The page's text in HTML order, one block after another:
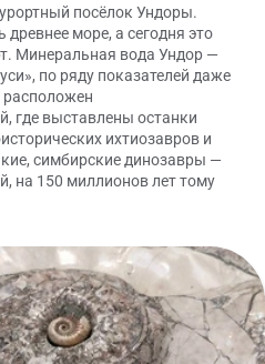
посёлок Ундоры.
древнее море, а сегодня это
Минеральная вода Ундор —
по ряду показателей даже
где выставлены останки
ихтиозавров и
симбирские динозавры —
на 150 миллионов лет тому